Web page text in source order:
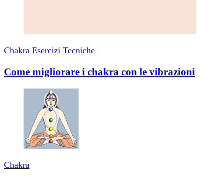
Chakra Esercizi Tecniche
Come migliorare i chakra con le vibrazioni
Chakra